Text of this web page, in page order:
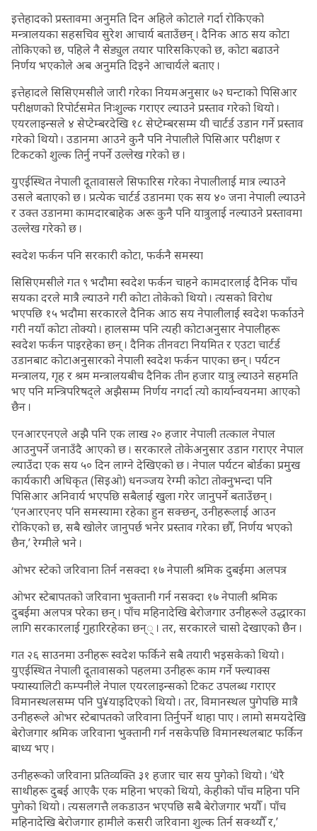
इत्तेहादको प्रस्तावमा अनुमति दिन अहिले कोटाले गर्दा रोकिएको
मन्त्रालयका सहसचिव सुरेश आचार्य बताउँछन् । दैनिक आठ सय कोटा
तोकिएको छ, पहिले नै सेड्युल तयार पारिसकिएको छ, कोटा बढाउने
निर्णय भएकोले अब अनुमति दिइने आचार्यले बताए ।
इत्तेहादले सिसिएमसीले जारी गरेका नियमअनुसार ७२ घन्टाको पिसिआर
परीक्षणको रिपोर्टसमेत निःशुल्क गराएर ल्याउने प्रस्ताव गरेको थियो ।
एयरलाइन्सले ४ सेप्टेम्बरदेखि १८ सेप्टेम्बरसम्म यी चार्टर्ड उडान गर्ने प्रस्ताव
गरेको थियो । उडानमा आउने कुनै पनि नेपालीले पिसिआर परीक्षण र
टिकटको शुल्क तिर्नु नपर्ने उल्लेख गरेको छ ।
युएईस्थित नेपाली दूतावासले सिफारिस गरेका नेपालीलाई मात्र ल्याउने
उसले बताएको छ । प्रत्येक चार्टर्ड उडानमा एक सय ४० जना नेपाली ल्याउने
र उक्त उडानमा कामदारबाहेक अरू कुनै पनि यात्रुलाई नल्याउने प्रस्तावमा
उल्लेख गरेको छ ।
स्वदेश फर्कन पनि सरकारी कोटा, फर्कनै समस्या
सिसिएमसीले गत ९ भदौमा स्वदेश फर्कन चाहने कामदारलाई दैनिक पाँच
सयका दरले मात्रै ल्याउने गरी कोटा तोकेको थियो । त्यसको विरोध
भएपछि १५ भदौमा सरकारले दैनिक आठ सय नेपालीलाई स्वदेश फर्काउने
गरी नयाँ कोटा तोक्यो । हालसम्म पनि त्यही कोटाअनुसार नेपालीहरू
स्वदेश फर्कन पाइरहेका छन् । दैनिक तीनवटा नियमित र एउटा चार्टर्ड
उडानबाट कोटाअनुसारको नेपाली स्वदेश फर्कन पाएका छन् । पर्यटन
मन्त्रालय, गृह र श्रम मन्त्रालयबीच दैनिक तीन हजार यात्रु ल्याउने सहमति
भए पनि मन्त्रिपरिषद्ले अझैसम्म निर्णय नगर्दा त्यो कार्यान्वयनमा आएको
छैन ।
एनआरएनएले अझै पनि एक लाख २० हजार नेपाली तत्काल नेपाल
आउनुपर्ने जनाउँदै आएको छ । सरकारले तोकेअनुसार उडान गराएर नेपाल
ल्याउँदा एक सय ५० दिन लाग्ने देखिएको छ । नेपाल पर्यटन बोर्डका प्रमुख
कार्यकारी अधिकृत (सिइओ) धनञ्जय रेग्मी कोटा तोक्नुभन्दा पनि
पिसिआर अनिवार्य भएपछि सबैलाई खुला गरेर जानुपर्ने बताउँछन् ।
‘एनआरएनए पनि समस्यामा रहेका हुन सक्छन्, उनीहरूलाई आउन
रोकिएको छ, सबै खोलेर जानुपर्छ भनेर प्रस्ताव गरेका छौँ, निर्णय भएको
छैन,’ रेग्मीले भने ।
ओभर स्टेको जरिवाना तिर्न नसक्दा १७ नेपाली श्रमिक दुबईमा अलपत्र
ओभर स्टेबापतको जरिवाना भुक्तानी गर्न नसक्दा १७ नेपाली श्रमिक
दुबईमा अलपत्र परेका छन् । पाँच महिनादेखि बेरोजगार उनीहरूले उद्धारका
लागि सरकारलाई गुहारिरहेका छन्् । तर, सरकारले चासो देखाएको छैन ।
गत २६ साउनमा उनीहरू स्वदेश फर्किने सबै तयारी भइसकेको थियो ।
युएईस्थित नेपाली दूतावासको पहलमा उनीहरू काम गर्ने फ्ल्याक्स
फ्यास्यालिटी कम्पनीले नेपाल एयरलाइन्सको टिकट उपलब्ध गराएर
विमानस्थलसम्म पनि पु¥याइदिएको थियो । तर, विमानस्थल पुगेपछि मात्रै
उनीहरूले ओभर स्टेबापतको जरिवाना तिर्नुपर्ने थाहा पाए । लामो समयदेखि
बेरोजगार श्रमिक जरिवाना भुक्तानी गर्न नसकेपछि विमानस्थलबाट फर्किन
बाध्य भए ।
उनीहरूको जरिवाना प्रतिव्यक्ति ३१ हजार चार सय पुगेको थियो । ‘धेरै
साथीहरू दुबई आएकै एक महिना भएको थियो, केहीको पाँच महिना पनि
पुगेको थियो । त्यसलगत्तै लकडाउन भएपछि सबै बेरोजगार भयौँ । पाँच
महिनादेखि बेरोजगार हामीले कसरी जरिवाना शुल्क तिर्न सक्थ्यौँ र,’